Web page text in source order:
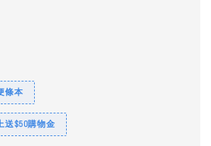
條本
送$50購物金